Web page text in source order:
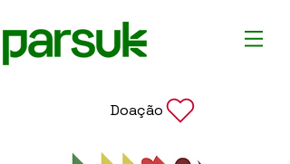
Doação